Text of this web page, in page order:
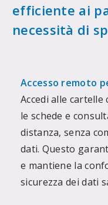
efficiente ai
necessità di
Accesso remoto
Accedi alle
le schede e
distanza, senza
dati. Questo
e mantiene la
sicurezza dei dati